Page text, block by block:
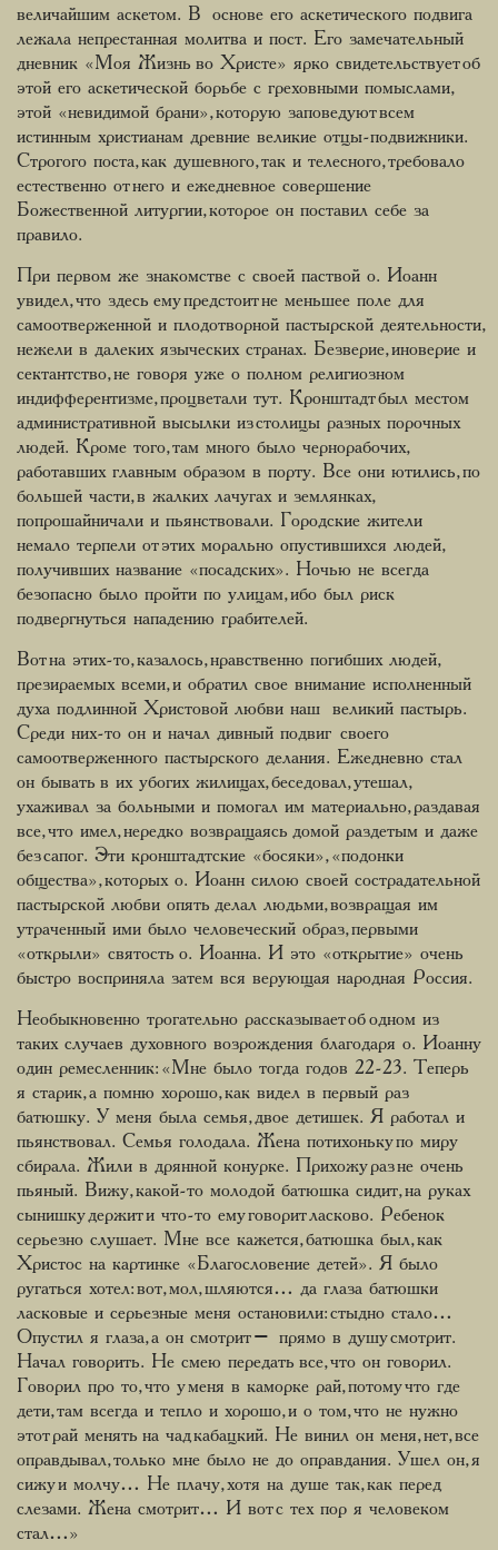
величайшим аскетом. В основе его аскетического подвига
лежала непрестанная молитва и пост. Его замечательный
дневник «Моя Жизнь во Христе» ярко свидетельствует об
этой его аскетической борьбе с греховными помыслами,
этой «невидимой брани», которую заповедуют всем
истинным христианам древние великие отцы-подвижники.
Строгого поста, как душевного, так и телесного, требовало
естественно от него и ежедневное совершение
Божественной литургии, которое он поставил себе за
правило.
При первом же знакомстве с своей паствой о. Иоанн
увидел, что здесь ему предстоит не меньшее поле для
самоотверженной и плодотворной пастырской деятельности,
нежели в далеких языческих странах. Безверие, иноверие и
сектантство, не говоря уже о полном религиозном
индифферентизме, процветали тут. Кронштадт был местом
административной высылки из столицы разных порочных
людей. Кроме того, там много было чернорабочих,
работавших главным образом в порту. Все они ютились, по
большей части, в жалких лачугах и землянках,
попрошайничали и пьянствовали. Городские жители
немало терпели от этих морально опустившихся людей,
получивших название «посадских». Ночью не всегда
безопасно было пройти по улицам, ибо был риск
подвергнуться нападению грабителей.
Вот на этих-то, казалось, нравственно погибших людей,
презираемых всеми, и обратил свое внимание исполненный
духа подлинной Христовой любви наш великий пастырь.
Среди них-то он и начал дивный подвиг своего
самоотверженного пастырского делания. Ежедневно стал
он бывать в их убогих жилищах, беседовал, утешал,
ухаживал за больными и помогал им материально, раздавая
все, что имел, нередко возвращаясь домой раздетым и даже
без сапог. Эти кронштадтские «босяки», «подонки
общества», которых о. Иоанн силою своей сострадательной
пастырской любви опять делал людьми, возвращая им
утраченный ими было человеческий образ, первыми
«открыли» святость о. Иоанна. И это «открытие» очень
быстро восприняла затем вся верующая народная Россия.
Необыкновенно трогательно рассказывает об одном из
таких случаев духовного возрождения благодаря о. Иоанну
один ремесленник: «Мне было тогда годов 22-23. Теперь
я старик, а помню хорошо, как видел в первый раз
батюшку. У меня была семья, двое детишек. Я работал и
пьянствовал. Семья голодала. Жена потихоньку по миру
сбирала. Жили в дрянной конурке. Прихожу раз не очень
пьяный. Вижу, какой-то молодой батюшка сидит, на руках
сынишку держит и что-то ему говорит ласково. Ребенок
серьезно слушает. Мне все кажется, батюшка был, как
Христос на картинке «Благословение детей». Я было
ругаться хотел: вот, мол, шляются… да глаза батюшки
ласковые и серьезные меня остановили: стыдно стало…
Опустил я глаза, а он смотрит – прямо в душу смотрит.
Начал говорить. Не смею передать все, что он говорил.
Говорил про то, что у меня в каморке рай, потому что где
дети, там всегда и тепло и хорошо, и о том, что не нужно
этот рай менять на чад кабацкий. Не винил он меня, нет, все
оправдывал, только мне было не до оправдания. Ушел он, я
сижу и молчу… Не плачу, хотя на душе так, как перед
слезами. Жена смотрит… И вот с тех пор я человеком
стал…»